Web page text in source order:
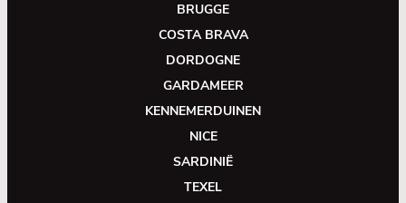
BRUGGE
COSTA BRAVA
DORDOGNE
GARDAMEER
KENNEMERDUINEN
NICE
SARDINIË
TEXEL